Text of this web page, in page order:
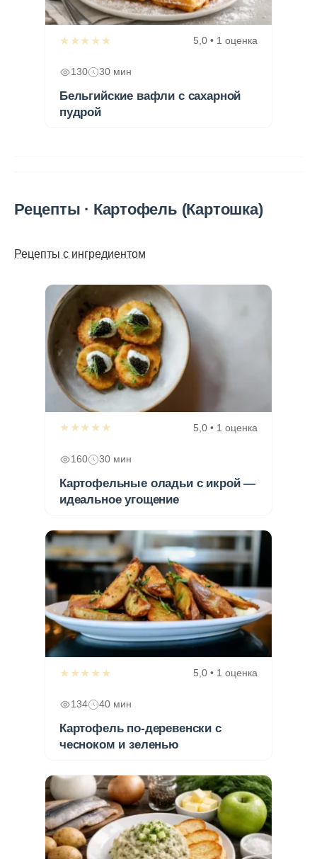
★★★★★ 5,0 • 1 оценка
130 30 мин
Бельгийские вафли с сахарной
пудрой
Рецепты · Картофель (Картошка)
Рецепты с ингредиентом
★★★★★ 5,0 • 1 оценка
160 30 мин
Картофельные оладьи с икрой —
идеальное угощение
★★★★★ 5,0 • 1 оценка
134 40 мин
Картофель по-деревенски с
чесноком и зеленью